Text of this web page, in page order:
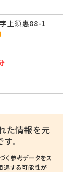
字上須惠88-1
た情報を元
。
く参考データをス
違する可能性が